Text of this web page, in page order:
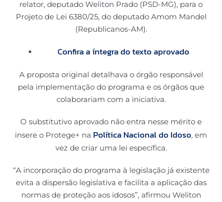
relator, deputado Weliton Prado (PSD-MG), para o
Projeto de Lei 6380/25, do deputado Amom Mandel
(Republicanos-AM).
Confira a íntegra do texto aprovado
A proposta original detalhava o órgão responsável
pela implementação do programa e os órgãos que
colaborariam com a iniciativa.
O substitutivo aprovado não entra nesse mérito e
insere o Protege+ na Política Nacional do Idoso, em
vez de criar uma lei específica.
“A incorporação do programa à legislação já existente
evita a dispersão legislativa e facilita a aplicação das
normas de proteção aos idosos”, afirmou Weliton